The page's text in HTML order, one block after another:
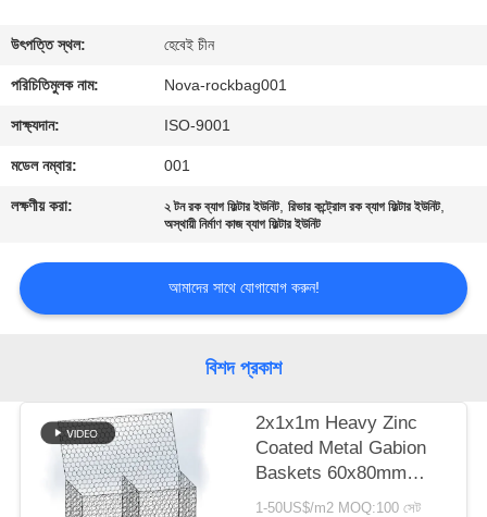
কারখানা
পরিদর্শন
গুণমান
নিয়ন্ত্রণ
আমাদের
সাথে
খবর
উৎপত্তি স্থল: হেবেই চীন
পরিচিতিমুলক নাম: Nova-rockbag001
সাক্ষ্যদান: ISO-9001
মডেল নম্বার: 001
লক্ষণীয় করা: ২ টন রক ব্যাগ ফিল্টার ইউনিট,রিভার কন্ট্রোল রক ব্যাগ ফিল্টার ইউনিট,
অস্থায়ী নির্মাণ কাজ ব্যাগ ফিল্টার ইউনিট
আমাদের সাথে যোগাযোগ করুন!
বিশদ প্রকাশ
2x1x1m Heavy Zinc
Coated Metal Gabion
Baskets 60x80mm
Hexagonal Mesh
1-50US$/m2 MOQ:100 সেট